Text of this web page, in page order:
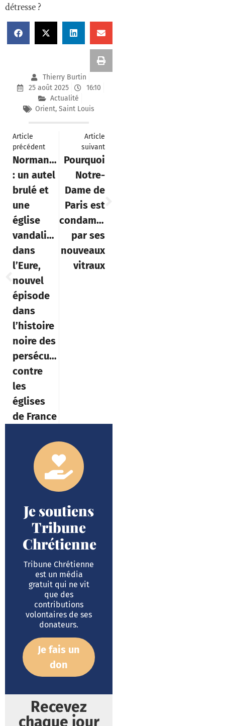
détresse ?
Thierry Burtin
25 août 2025
16:10
Actualité
Orient, Saint Louis
Article
précédent
Normandie
: un autel
brulé et
une
église
vandalisée
dans
l’Eure,
nouvel
épisode
dans
l’histoire
noire des
persécutions
contre
les
églises
de France
Article
suivant
Pourquoi
Notre-
Dame de
Paris est
condamnée
par ses
nouveaux
vitraux
Je soutiens
Tribune
Chrétienne
Tribune Chrétienne
est un média
gratuit qui ne vit
que des
contributions
volontaires de ses
donateurs.
Je fais un
don
Recevez
chaque jour